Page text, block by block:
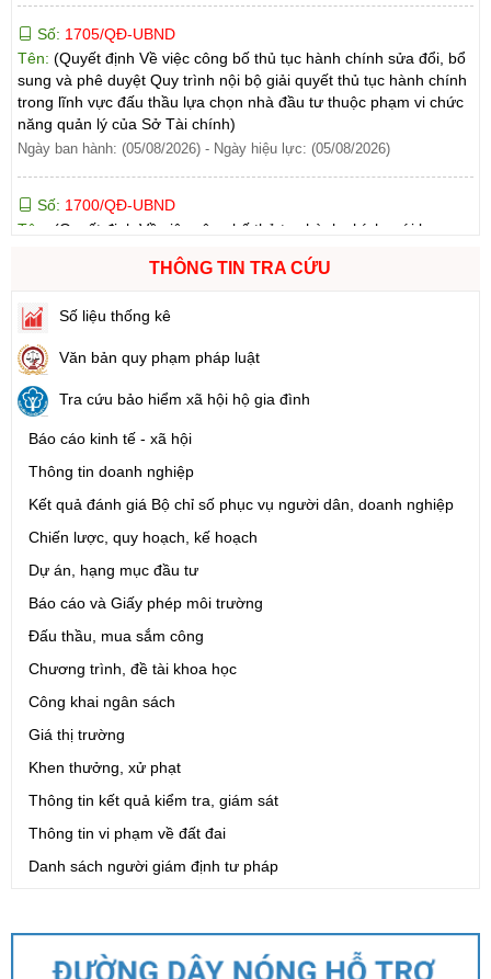
Số:1705/QĐ-UBND
Tên:(Quyết định Về việc công bố thủ tục hành chính sửa đổi, bổ
sung và phê duyệt Quy trình nội bộ giải quyết thủ tục hành chính
trong lĩnh vực đấu thầu lựa chọn nhà đầu tư thuộc phạm vi chức
năng quản lý của Sở Tài chính)
Ngày ban hành: (05/08/2026) -Ngày hiệu lực: (05/08/2026)
Số:1700/QĐ-UBND
Tên:(Quyết định Về việc công bố thủ tục hành chính mới ban
hành và Phê duyệt quy trình nội bộ giải quyết lĩnh vực đăng ký
năng quản lý của Sở Tài chính)
Số:1699/QĐ-UBND
Tên:
Châu (Phiên bản 1.0))
Số:1721/QĐ-UBND
Tên: (Quyết định Phê duyệt phương án đấu giá quyền sử dụng
bàn tỉnh Lai Châu)
Ngày ban hành: (07/08/2026)
Số:6731/UBND-KTN
303/2026/NĐ-CP ngày 01/8/2026 của Chính phủ sửa đổi, bổ
sung một số điều của Nghị định số 32/2024/NĐ-CP ngày
Ngày ban hành: (06/08/2026)
Số:1701/QĐ-UBND
Tên: (Quyết định Về việc công bố thủ tục hành chính được sửa
đổi, bổ sung và phê duyệt Quy trình nội bộ giải quyết trong lĩnh
vực thành lập và hoạt động của hộ kinh doanh thuộc phạm vi
Số:1705/QĐ-UBND
THÔNG TIN TRA CỨU
Số liệu thống kê
Văn bản quy phạm pháp luật
Tra cứu bảo hiểm xã hội hộ gia đình
Báo cáo kinh tế - xã hội
Thông tin doanh nghiệp
Kết quả đánh giá Bộ chỉ số phục vụ người dân, doanh nghiệp
Chiến lược, quy hoạch, kế hoạch
Dự án, hạng mục đầu tư
Báo cáo và Giấy phép môi trường
Đấu thầu, mua sắm công
Chương trình, đề tài khoa học
Công khai ngân sách
Giá thị trường
Khen thưởng, xử phạt
Thông tin kết quả kiểm tra, giám sát
Thông tin vi phạm về đất đai
Danh sách người giám định tư pháp